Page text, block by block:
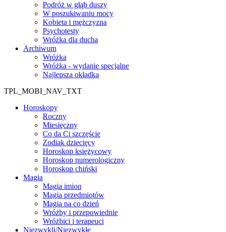
Podróż w głąb duszy
W poszukiwaniu mocy
Kobieta i mężczyzna
Psychotesty
Wróżka dla ducha
Archiwum
Wróżka
Wróżka - wydanie specjalne
Najlepsza okładka
TPL_MOBI_NAV_TXT
Horoskopy
Roczny
Miesięczny
Co da Ci szczęście
Zodiak dziecięcy
Horoskop księżycowy
Horoskop numerologiczny
Horoskop chiński
Magia
Magia imion
Magia przedmiotów
Magia na co dzień
Wróżby i przepowiednie
Wróżbici i terapeuci
Niezwykli/Niezwykłe